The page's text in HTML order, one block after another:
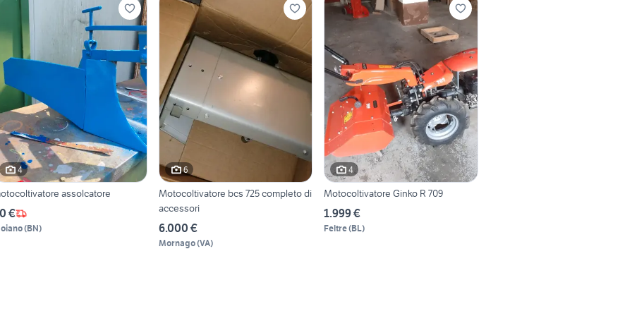
4
motocoltivatore assolcatore
€
(BN)
6
Motocoltivatore bcs 725 completo di
accessori
6.000 €
Mornago(VA)
4
Motocoltivatore Ginko R 709
1.999 €
Feltre(BL)